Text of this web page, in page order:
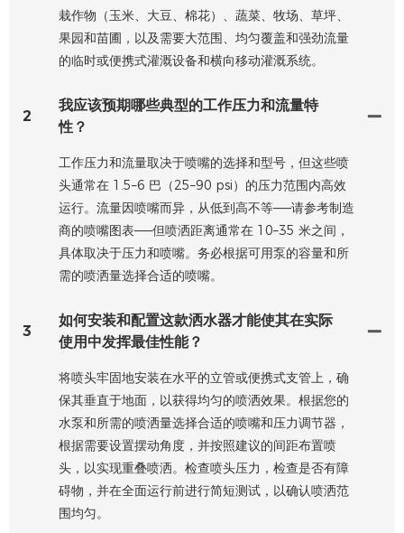
栽作物（玉米、大豆、棉花）、蔬菜、牧场、草坪、
果园和苗圃，以及需要大范围、均匀覆盖和强劲流量
的临时或便携式灌溉设备和横向移动灌溉系统。
2
我应该预期哪些典型的工作压力和流量特
性？
工作压力和流量取决于喷嘴的选择和型号，但这些喷
头通常在 1.5–6 巴（25–90 psi）的压力范围内高效
运行。流量因喷嘴而异，从低到高不等——请参考制造
商的喷嘴图表——但喷洒距离通常在 10–35 米之间，
具体取决于压力和喷嘴。务必根据可用泵的容量和所
需的喷洒量选择合适的喷嘴。
3
如何安装和配置这款洒水器才能使其在实际
使用中发挥最佳性能？
将喷头牢固地安装在水平的立管或便携式支管上，确
保其垂直于地面，以获得均匀的喷洒效果。根据您的
水泵和所需的喷洒量选择合适的喷嘴和压力调节器，
根据需要设置摆动角度，并按照建议的间距布置喷
头，以实现重叠喷洒。检查喷头压力，检查是否有障
碍物，并在全面运行前进行简短测试，以确认喷洒范
围均匀。